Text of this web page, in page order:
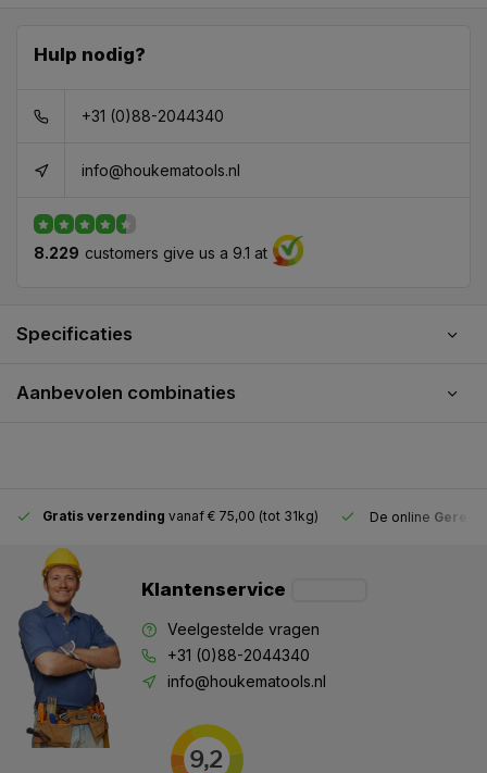
Hulp nodig?
+31 (0)88-2044340
info@houkematools.nl
8.229 customers give us a 9.1 at
Specificaties
Aanbevolen combinaties
Gratis verzending vanaf € 75,00 (tot 31kg) De online
Klantenservice
Veelgestelde vragen
+31 (0)88-2044340
info@houkematools.nl